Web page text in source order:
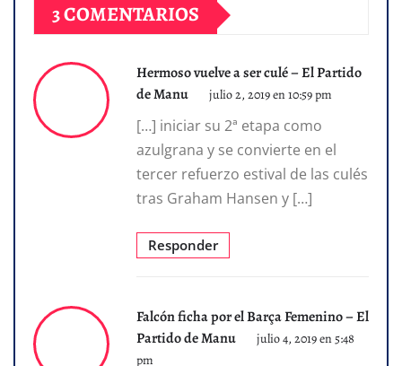
3 COMENTARIOS
Hermoso vuelve a ser culé – El Partido
de Manu
julio 2, 2019 en 10:59 pm
[…] iniciar su 2ª etapa como
azulgrana y se convierte en el
tercer refuerzo estival de las culés
tras Graham Hansen y […]
Responder
Falcón ficha por el Barça Femenino – El
Partido de Manu
julio 4, 2019 en 5:48
pm